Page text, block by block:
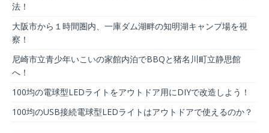
法！
大阪市から１時間圏内、一庫ダム湖畔の知明湖キャンプ場を視
察！
尼崎市立青少年いこいの家館内泊でBBQと猪名川町立静思館
へ！
100均の電球型LEDライトをアウトドア用にDIYで改造しよう！
100均のUSB接続電球型LEDライトはアウトドアで使えるのか？